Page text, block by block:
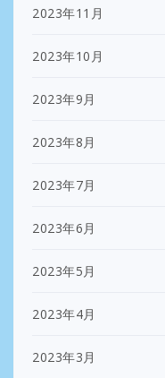
2023年11月
2023年10月
2023年9月
2023年8月
2023年7月
2023年6月
2023年5月
2023年4月
2023年3月